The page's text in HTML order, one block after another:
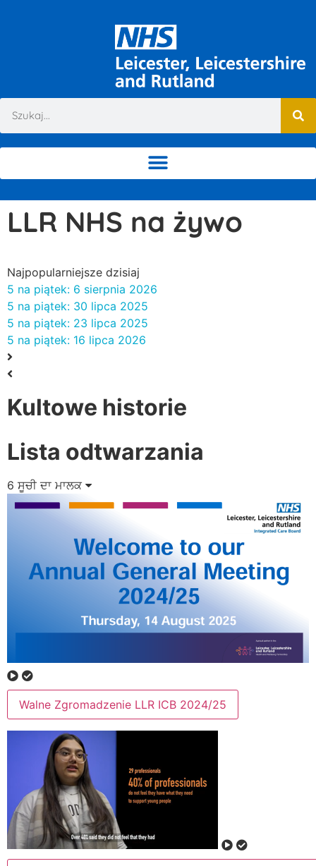
LLR NHS na żywo
Najpopularniejsze dzisiaj
5 na piątek: 6 sierpnia 2026
5 na piątek: 30 lipca 2025
5 na piątek: 23 lipca 2025
5 na piątek: 16 lipca 2026
Kultowe historie
Lista odtwarzania
6 ਸੂਚੀ ਦਾ ਮਾਲਕ
Walne Zgromadzenie LLR ICB 2024/25